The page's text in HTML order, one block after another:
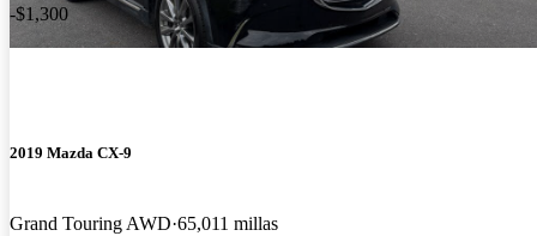
-$1,300
2019 Mazda CX-9
Grand Touring AWD 65,011 millas